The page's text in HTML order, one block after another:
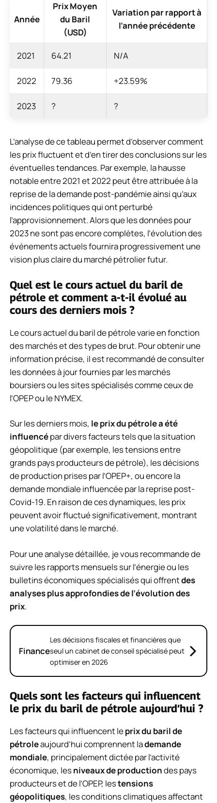
Année
Prix Moyen
du Baril
(USD)
Variation par rapport à
l’année précédente
2021 64.21 N/A
2022 79.36 +23.59%
2023 ? ?
L’analyse de ce tableau permet d’observer comment
les prix fluctuent et d’en tirer des conclusions sur les
éventuelles tendances. Par exemple, la hausse
notable entre 2021 et 2022 peut être attribuée à la
reprise de la demande post-pandémie ainsi qu’aux
incidences politiques qui ont perturbé
l’approvisionnement. Alors que les données pour
2023 ne sont pas encore complètes, l’évolution des
événements actuels fournira progressivement une
vision plus claire du marché pétrolier futur.
Quel est le cours actuel du baril de
pétrole et comment a-t-il évolué au
cours des derniers mois ?
Le cours actuel du baril de pétrole varie en fonction
des marchés et des types de brut. Pour obtenir une
information précise, il est recommandé de consulter
les données à jour fournies par les marchés
boursiers ou les sites spécialisés comme ceux de
l’OPEP ou le NYMEX.
Sur les derniers mois, le prix du pétrole a été
influencépar divers facteurs tels que la situation
géopolitique (par exemple, les tensions entre
grands pays producteurs de pétrole), les décisions
de production prises par l’OPEP+, ou encore la
demande mondiale influencée par la reprise post-
Covid-19. En raison de ces dynamiques, les prix
peuvent avoir fluctué significativement, montrant
une volatilité dans le marché.
Pour une analyse détaillée, je vous recommande de
suivre les rapports mensuels sur l’énergie ou les
bulletins économiques spécialisés qui offrentdes
analyses plus approfondies de l’évolution des
prix.
Finance
Les décisions fiscales et financières que
seul un cabinet de conseil spécialisé peut
optimiser en 2026
Quels sont les facteurs qui influencent
le prix du baril de pétrole aujourd’hui ?
Les facteurs qui influencent leprix du baril de
pétroleaujourd’hui comprennent lademande
mondiale, principalement dictée par l’activité
économique, lesniveaux de productiondes pays
producteurs et de l’OPEP, lestensions
géopolitiques, les conditions climatiques affectant